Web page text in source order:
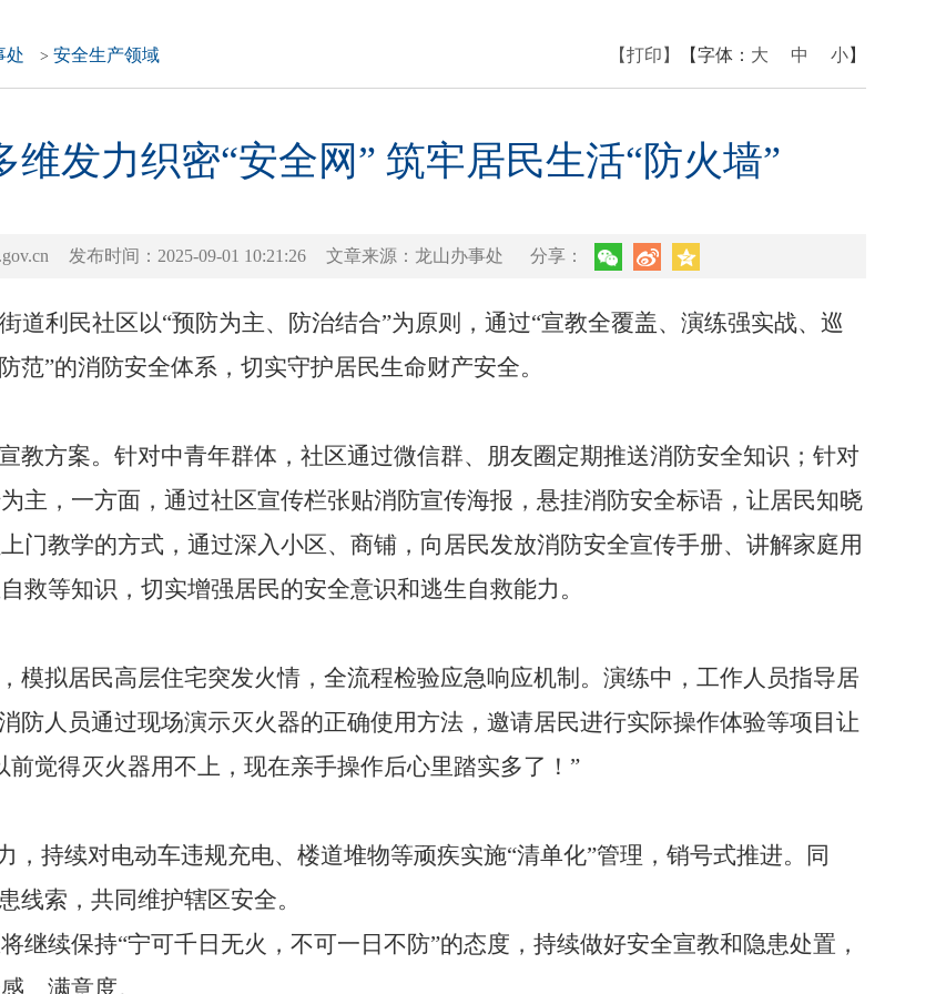
处 > 安全生产领域 【打印】 【字体： 大 中 小】
发力织密“安全网” 筑牢居民生活“防火墙”
发布时间：2025-09-01 10:21:26 文章来源：龙山办事处 分享：
道利民社区以“预防为主、防治结合”为原则，通过“宣教全覆盖、演练强实战、巡
范”的消防安全体系，切实守护居民生命财产安全。
方案。针对中青年群体，社区通过微信群、朋友圈定期推送消防安全知识；针对
主，一方面，通过社区宣传栏张贴消防宣传海报，悬挂消防安全标语，让居民知晓
门教学的方式，通过深入小区、商铺，向居民发放消防安全宣传手册、讲解家庭用
救等知识，切实增强居民的安全意识和逃生自救能力。
拟居民高层住宅突发火情，全流程检验应急响应机制。演练中，工作人员指导居
防人员通过现场演示灭火器的正确使用方法，邀请居民进行实际操作体验等项目让
觉得灭火器用不上，现在亲手操作后心里踏实多了！”
持续对电动车违规充电、楼道堆物等顽疾实施“清单化”管理，销号式推进。同
线索，共同维护辖区安全。
续保持“宁可千日无火，不可一日不防”的态度，持续做好安全宣教和隐患处置，
、满意度。